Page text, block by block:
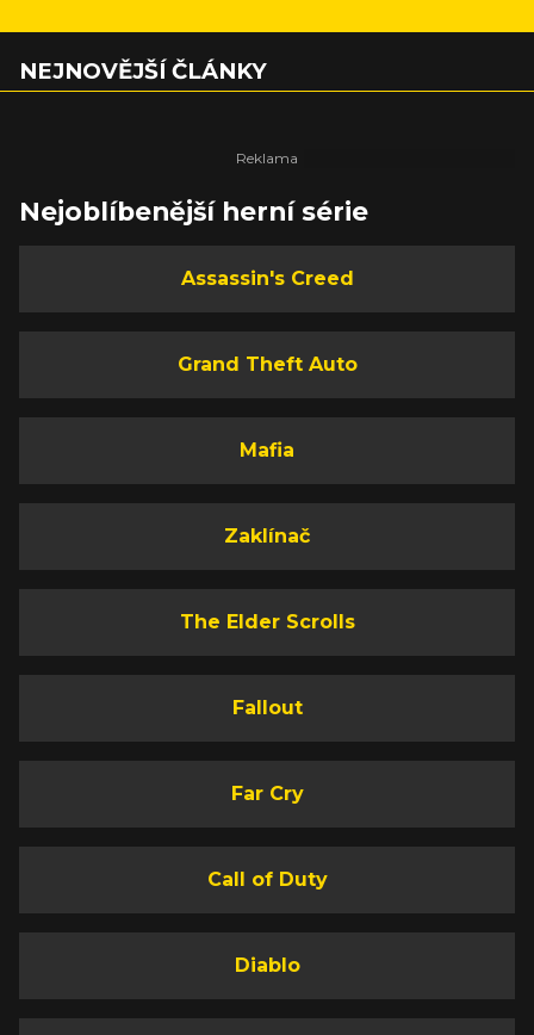
NEJNOVĚJŠÍ ČLÁNKY
Nejoblíbenější herní série
Assassin's Creed
Grand Theft Auto
Mafia
Zaklínač
The Elder Scrolls
Fallout
Far Cry
Call of Duty
Diablo